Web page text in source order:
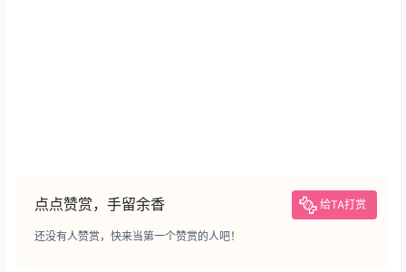
点点赞赏，手留余香 给TA打赏
还没有人赞赏，快来当第一个赞赏的人吧！